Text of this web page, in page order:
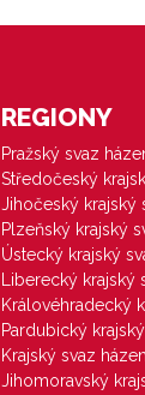
REGIONY
Pražský svaz
Středočeský
Jihočeský krajský
Plzeňský krajský
Ústecký krajský
Liberecký krajský
Královéhradecký
Pardubický
Krajský svaz
Jihomoravský